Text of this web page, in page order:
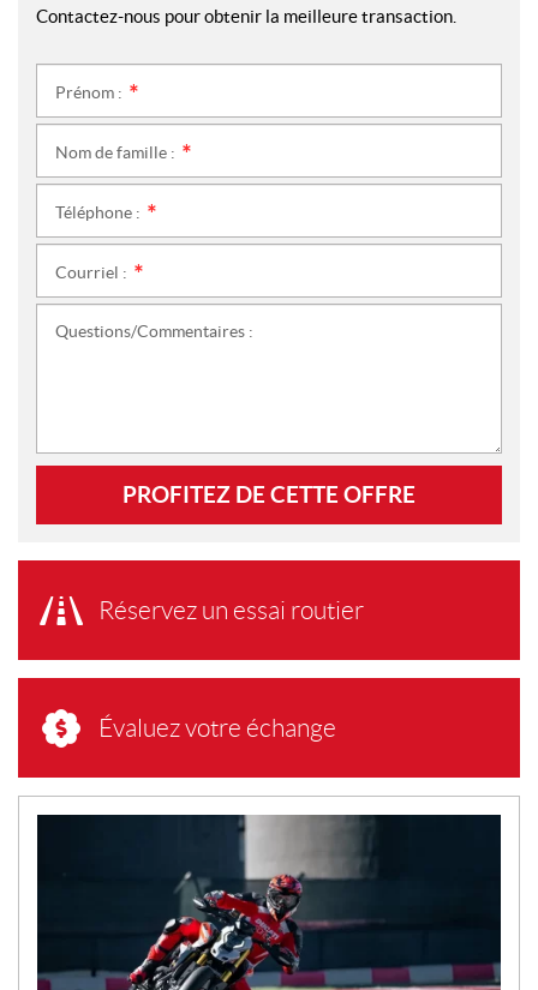
Contactez-nous pour obtenir la meilleure transaction.
Prénom :
Nom de famille :
Téléphone :
Courriel :
Questions/Commentaires :
PROFITEZ DE CETTE OFFRE
Réservez un essai routier
Évaluez votre échange
L